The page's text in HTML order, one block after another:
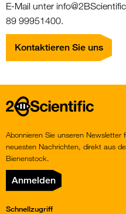
E-Mail unter
89 99951400.
Kontaktieren Sie uns
Home
Abonnieren Sie unseren Newsletter
neuesten Nachrichten, direkt aus
Bienenstock.
Anmelden
Schnellzugriff